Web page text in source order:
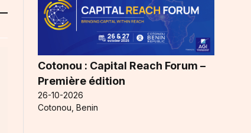
Cotonou : Capital Reach Forum –
Première édition
26-10-2026
Cotonou, Benin